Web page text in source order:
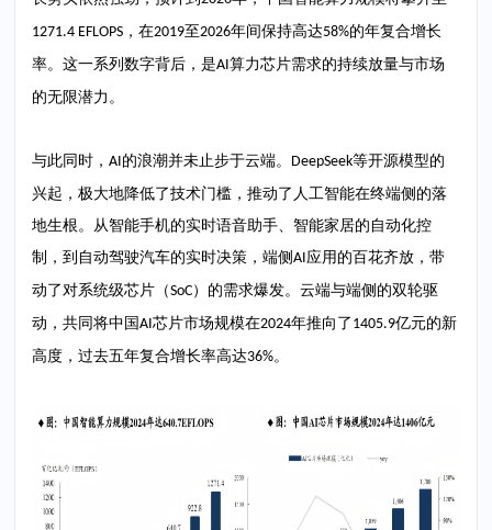
1271.4 EFLOPS ，在2019至2026年间保持高达58%的年复合增长
率。这一系列数字背后，是AI算力芯片需求的持续放量与市场
的无限潜力。
与此同时，AI的浪潮并未止步于云端。 DeepSeek等开源模型的
兴起，极大地降低了技术门槛，推动了人工智能在终端侧的落
地生根。从智能手机的实时语音助手、智能家居的自动化控
制，到自动驾驶汽车的实时决策，端侧AI应用的百花齐放，带
动了对系统级芯片（SoC）的需求爆发。云端与端侧的双轮驱
动，共同将中国AI芯片市场规模在2024年推向了 1405.9亿元的新
高度，过去五年复合增长率高达36%。